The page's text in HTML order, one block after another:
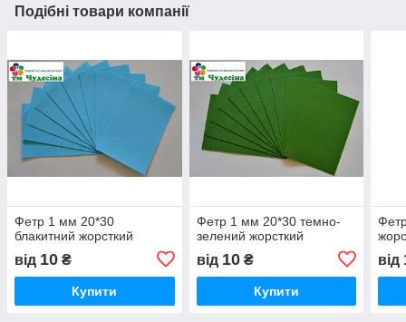
Подібні товари компанії
Фетр 1 мм 20*30
блакитний жорсткий
від 10 ₴
Купити
Фетр 1 мм 20*30 темно-
зелений жорсткий
від 10₴
Купити
від